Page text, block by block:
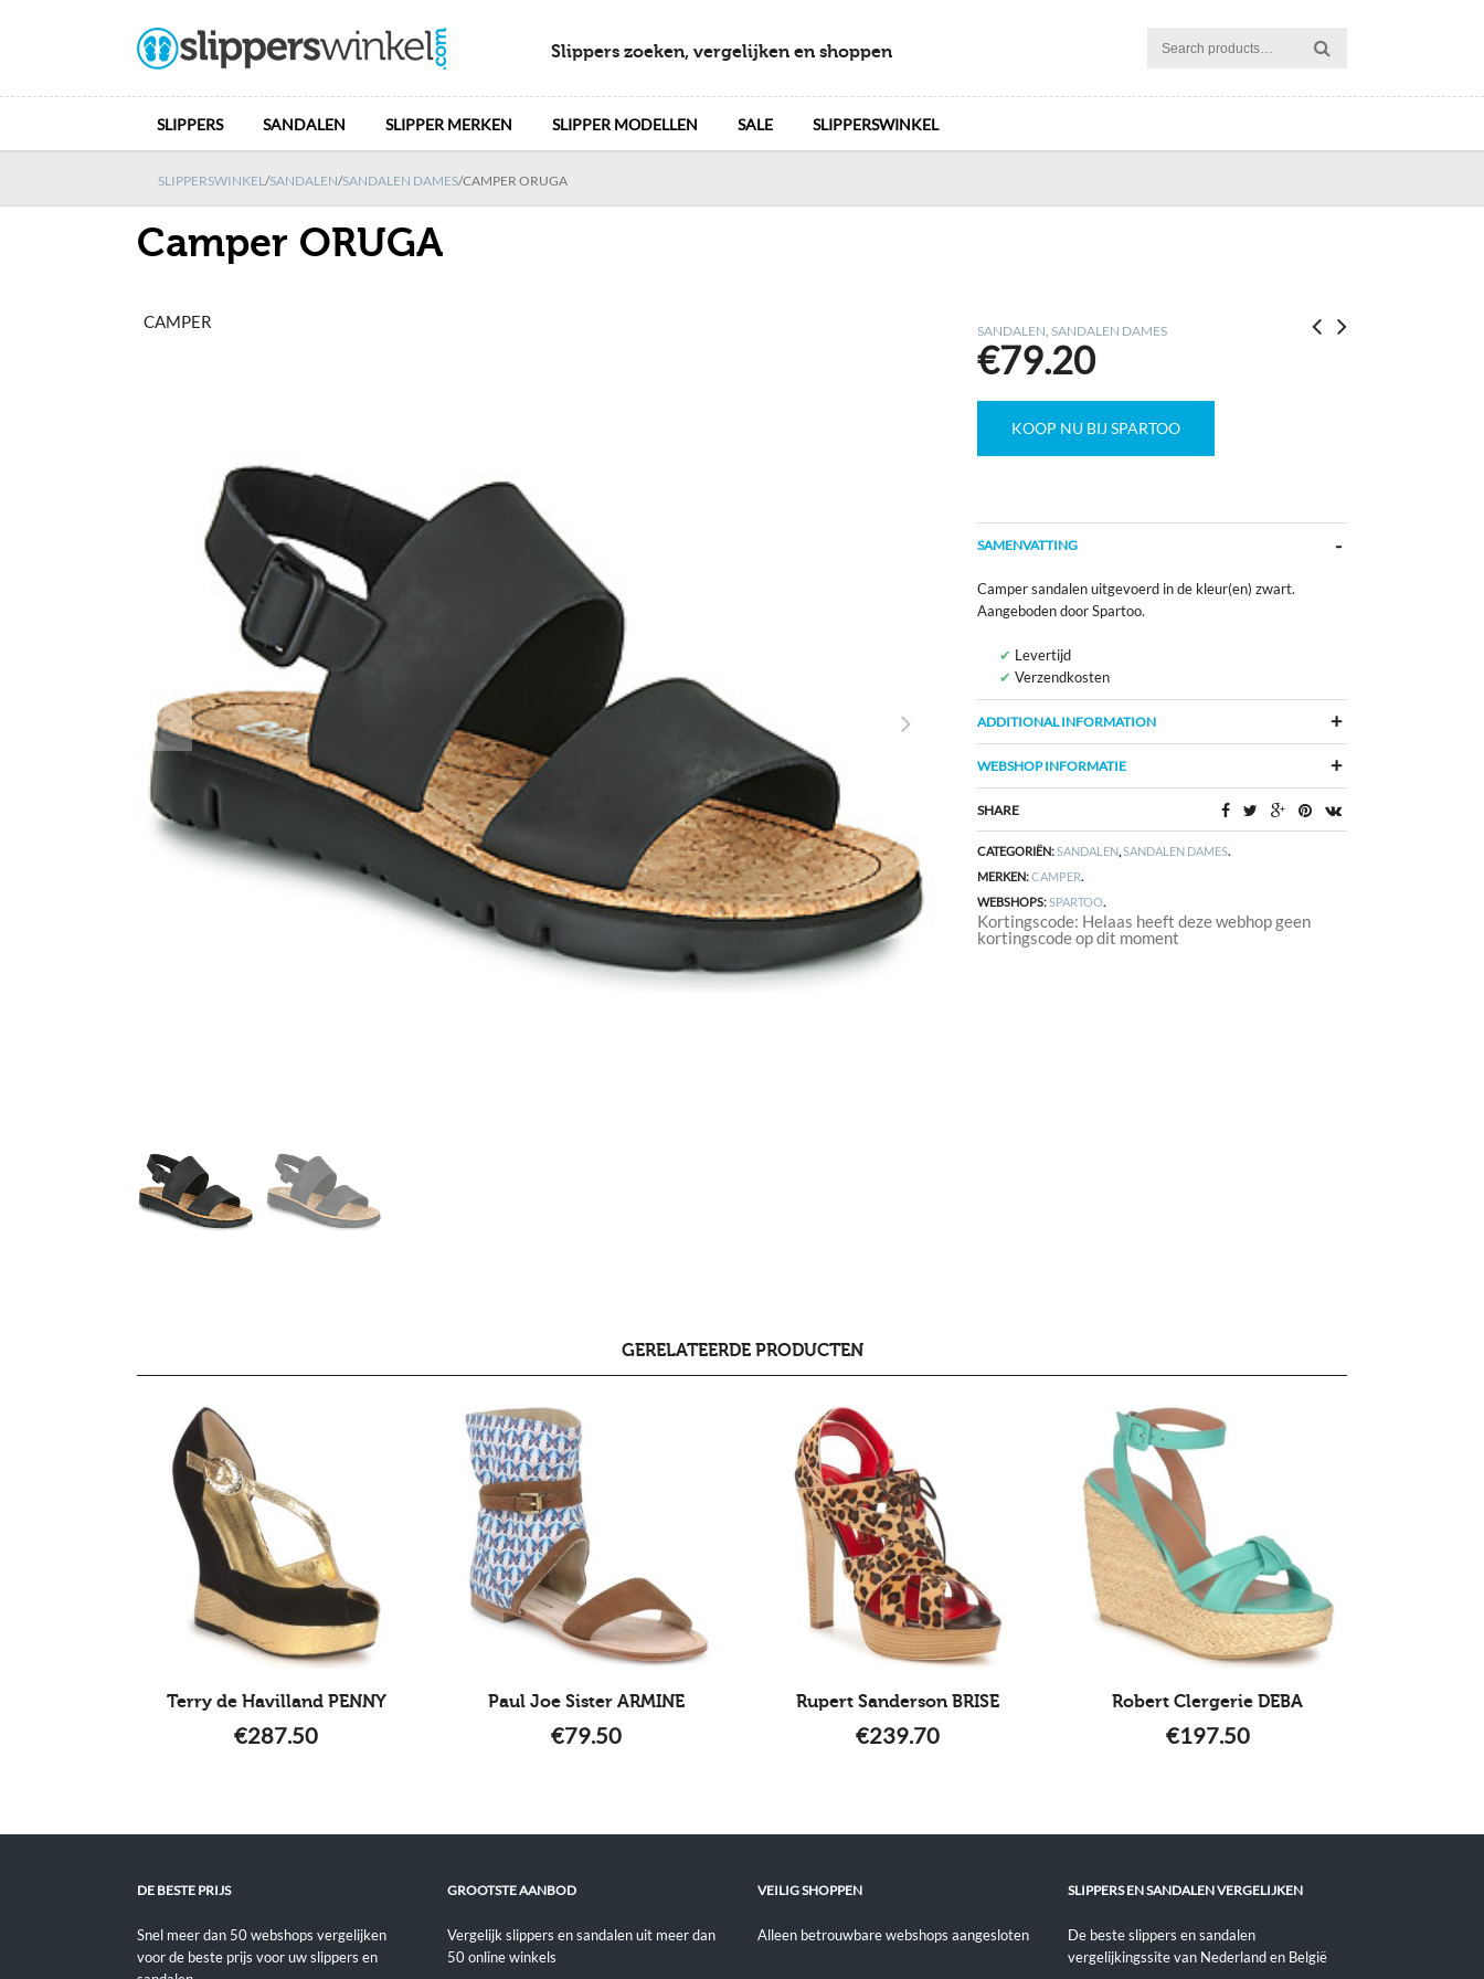
Slippers zoeken, vergelijken en shoppen
SLIPPERS SANDALEN SLIPPER MERKEN SLIPPER MODELLEN SALE SLIPPERSWINKEL
SLIPPERSWINKEL/SANDALEN/SANDALEN DAMES/CAMPER ORUGA
Camper ORUGA
CAMPER SANDALEN, SANDALEN DAMES
€79.20
KOOP NU BIJ SPARTOO
SAMENVATTING
Camper sandalen uitgevoerd in de kleur(en) zwart.
Aangeboden door Spartoo.
Levertijd
Verzendkosten
ADDITIONAL INFORMATION
WEBSHOP INFORMATIE
SHARE
CATEGORIËN:SANDALEN,SANDALEN DAMES.
MERKEN:CAMPER.
WEBSHOPS:SPARTOO.
Kortingscode: Helaas heeft deze webhop geen
kortingscode op dit moment
GERELATEERDE PRODUCTEN
Terry de Havilland PENNY
€287.50
Paul Joe Sister ARMINE
€79.50
Rupert Sanderson BRISE
€239.70
Robert Clergerie DEBA
€197.50
DE BESTE PRIJS
Snel meer dan 50 webshops vergelijken
voor de beste prijs voor uw slippers en
GROOTSTE AANBOD
Vergelijk slippers en sandalen uit meer dan
50 online winkels
VEILIG SHOPPEN
Alleen betrouwbare webshops aangesloten
SLIPPERS EN SANDALEN VERGELIJKEN
De beste slippers en sandalen
vergelijkingssite van Nederland en België